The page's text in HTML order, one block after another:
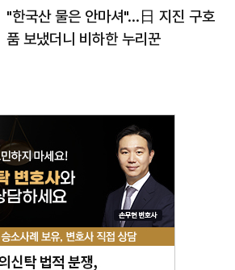
"한국산 물은 안마셔"…日 지진 구호
품 보냈더니 비하한 누리꾼